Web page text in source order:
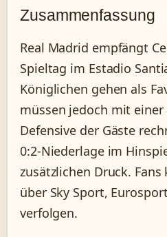
Zusammenfassung
Real Madrid empfängt
Spieltag im Estadio
Königlichen gehen als
müssen jedoch mit
Defensive der Gäste
0:2-Niederlage im
zusätzlichen Druck.
über Sky Sport,
verfolgen.